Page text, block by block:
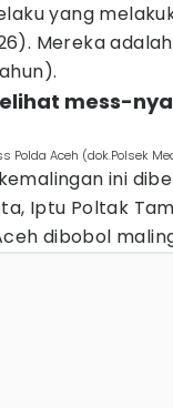
yang
Mereka
mess-
Polda Aceh (dok.Polsek
ini
Iptu Poltak
dibobol